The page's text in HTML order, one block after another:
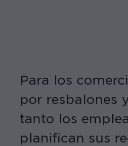
Para los
por resbalones
tanto los
planifican sus